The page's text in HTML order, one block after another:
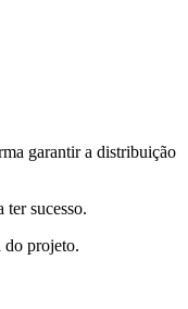
garantir a distribuição
ter sucesso.
do projeto.